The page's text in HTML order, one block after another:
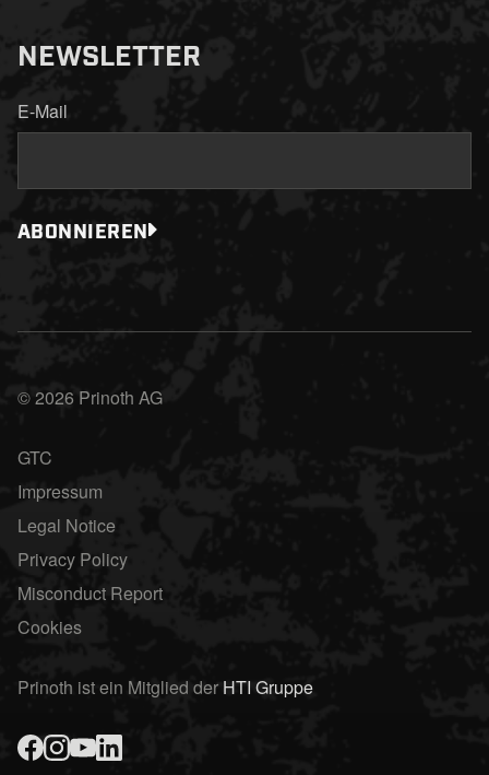
NEWSLETTER
E-Mail
ABONNIEREN
© 2026 Prinoth AG
GTC
Impressum
Legal Notice
Privacy Policy
Misconduct Report
Cookies
Prinoth ist ein Mitglied derHTI Gruppe